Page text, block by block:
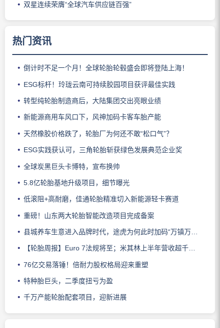
双星连续荣膺“全球汽车供应链百强”
热门资讯
倒计时不足一个月！全球轮胎轮毂盛会即将登陆上海！
ESG标杆！玲珑云南可持续胶园项目获评最佳实践
转型纯轮胎制造商后，大陆集团交出亮眼业绩
新能源商用车风口下，风神加码卡客车胎产能
天然橡胶价格跌了，轮胎厂为何还不敢“松口气”？
ESG实践获认可，三角轮胎斩获绿色发展典范企业奖
全球炭黑巨头卡博特，宣布换帅
5.8亿轮胎基地升级项目，细节曝光
低滚阻+高耐磨，佳通轮胎精准切入新能源轻卡赛道
重磅！山东两大轮胎智能改造项目完成备案
县城养车生意进入品牌时代，途虎为何此时加码“万镇万店”？
【轮胎周报】Euro 7法规将至；米其林上半年营收超千亿；倍耐力上半年盈利稳增；龙星炭黑斩获欧洲近万吨订单
76亿交易落锤！倍耐力股权格局迎来重塑
特种胎巨头，二季度扭亏为盈
千万产能轮胎配套项目，迎新进展